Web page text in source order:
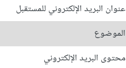
عنوان البريد الإلكتروني للمستقبل
الموضوع
محتوى البريد الإلكتروني